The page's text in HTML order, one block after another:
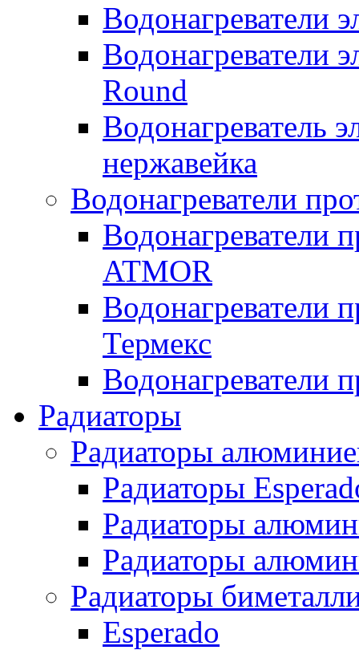
Водонагреватели
Водонагреватели
Round
Водонагреватель
нержавейка
Водонагреватели
Водонагреватели
ATMOR
Водонагреватели
Термекс
Водонагреватели
Радиаторы
Радиаторы
Радиаторы
Радиаторы
Радиаторы
Радиаторы
Esperado